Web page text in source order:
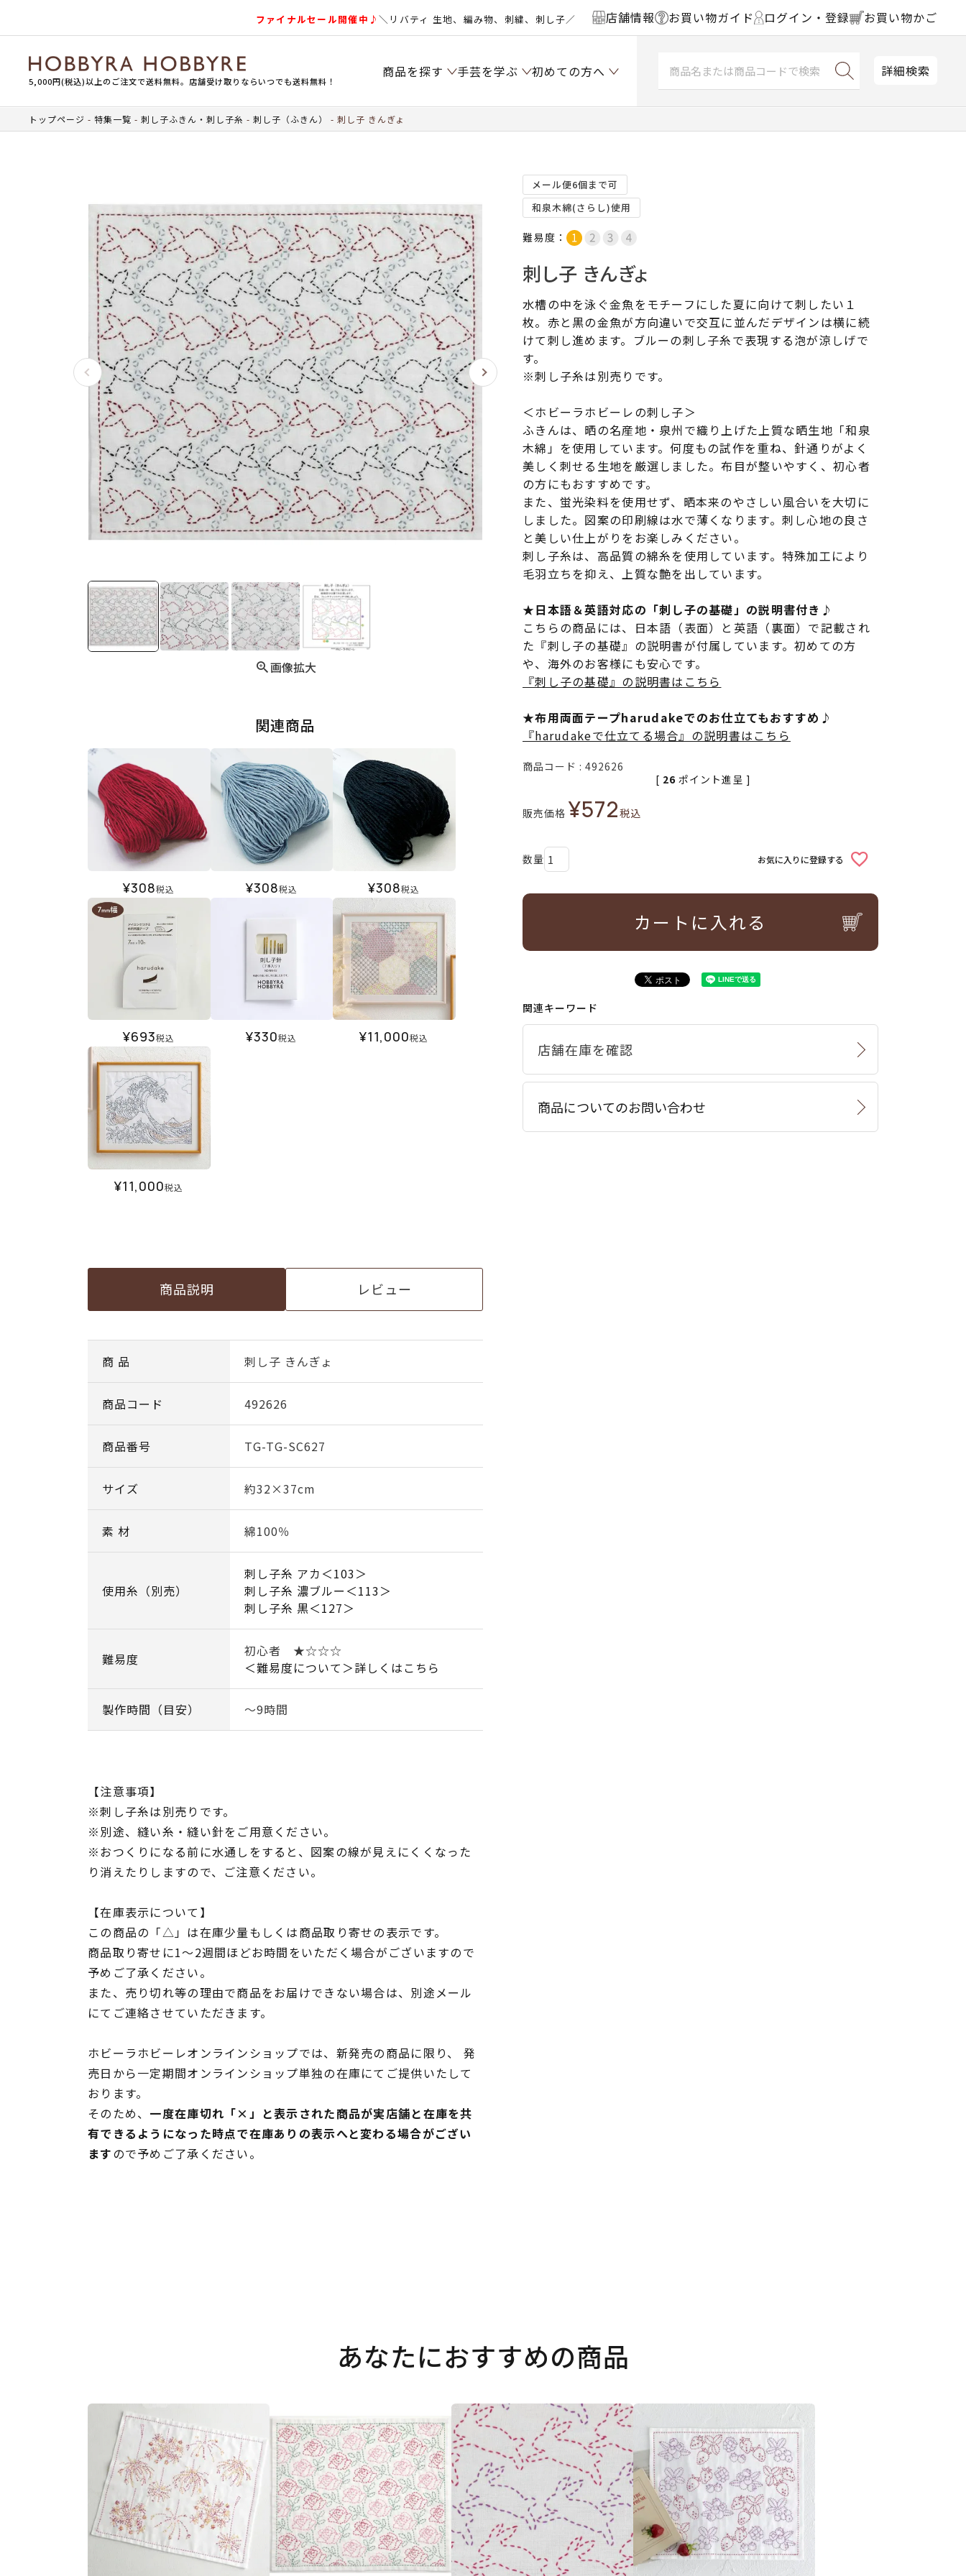
ファイナルセール開催中♪＼リバティ 生地、編み物、刺繍、刺し子／ 店舗情報 お買い物ガイド ログイン・登録 お買い物かご
5,000円(税込)以上のご注文で送料無料。店舗受け取りならいつでも送料無料！
商品を探す 手芸を学ぶ 初めての方へ 詳細検索
トップページ 特集一覧 刺し子ふきん・刺し子糸 刺し子（ふきん） 刺し子 きんぎょ
画像拡大
関連商品
¥308税込 ¥308税込 ¥308税込
¥693税込 ¥330税込 ¥11,000税込
¥11,000税込
商品説明 レビュー
商 品 刺し子 きんぎょ
商品コード 492626
商品番号 TG-TG-SC627
サイズ 約32×37cm
素 材 綿100％
使用糸（別売）
刺し子糸 アカ＜103＞
刺し子糸 濃ブルー＜113＞
刺し子糸 黒＜127＞
難易度
初心者 ★☆☆☆
＜難易度について＞詳しくはこちら
製作時間（目安） ～9時間
【注意事項】
※刺し子糸は別売りです。
※別途、縫い糸・縫い針をご用意ください。
※おつくりになる前に水通しをすると、図案の線が見えにくくなった
り消えたりしますので、ご注意ください。
【在庫表示について】
この商品の「△」は在庫少量もしくは商品取り寄せの表示です。
商品取り寄せに1～2週間ほどお時間をいただく場合がございますので
予めご了承ください。
また、売り切れ等の理由で商品をお届けできない場合は、別途メール
にてご連絡させていただきます。
ホビーラホビーレオンラインショップでは、新発売の商品に限り、 発
売日から一定期間オンラインショップ単独の在庫にてご提供いたして
おります。
そのため、 一度在庫切れ「×」と表示された商品が実店舗と在庫を共
有できるようになった時点で在庫ありの表示へと変わる場合がござい
ますので予めご了承ください。
メール便6個まで可
和泉木綿(さらし)使用
難易度：
刺し子 きんぎょ
水槽の中を泳ぐ金魚をモチーフにした夏に向けて刺したい１
枚。赤と黒の金魚が方向違いで交互に並んだデザインは横に続
けて刺し進めます。ブルーの刺し子糸で表現する泡が涼しげで
す。
※刺し子糸は別売りです。
＜ホビーラホビーレの刺し子＞
ふきんは、晒の名産地・泉州で織り上げた上質な晒生地「和泉
木綿」を使用しています。何度もの試作を重ね、針通りがよく
美しく刺せる生地を厳選しました。布目が整いやすく、初心者
の方にもおすすめです。
また、蛍光染料を使用せず、晒本来のやさしい風合いを大切に
しました。図案の印刷線は水で薄くなります。刺し心地の良さ
と美しい仕上がりをお楽しみください。
刺し子糸は、高品質の綿糸を使用しています。特殊加工により
毛羽立ちを抑え、上質な艶を出しています。
★日本語＆英語対応の「刺し子の基礎」の説明書付き♪
こちらの商品には、日本語（表面）と英語（裏面）で記載され
た『刺し子の基礎』の説明書が付属しています。初めての方
や、海外のお客様にも安心です。
『刺し子の基礎』の説明書はこちら
★布用両面テープharudakeでのお仕立てもおすすめ♪
『harudakeで仕立てる場合』の説明書はこちら
商品コード 492626
販売価格 ¥572税込
[ 26 ポイント進呈 ]
お気に入りに登録する
カートに入れる
関連キーワード
商品についてのお問い合わせ
あなたにおすすめの商品